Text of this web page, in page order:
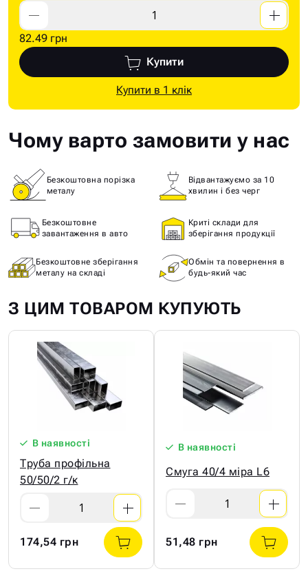
the
images
gallery
the
images
gallery
82.49 грн
Купити
Купити в 1 клік
Чому варто замовити у нас
Безкоштовна порізка
металу
Відвантажуємо за 10
хвилин і без черг
Безкоштовне
завантаження в авто
Криті склади для
зберігання продукції
Безкоштовне зберігання
металу на складі
Обмін та повернення в
будь-який час
З ЦИМ ТОВАРОМ КУПУЮТЬ
В наявності
Труба профільна
50/50/2 г/к
174,54 грн
В наявності
Смуга 40/4 міра L6
51,48 грн